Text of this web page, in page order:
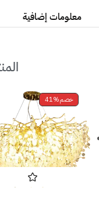
معلومات إضافية
خصم41%